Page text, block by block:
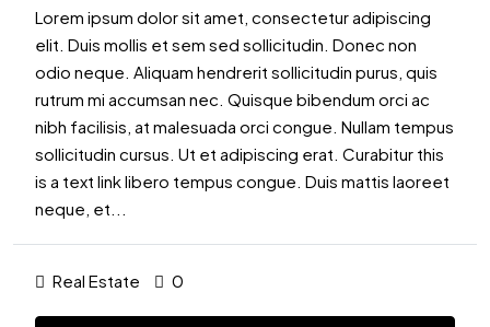
Lorem ipsum dolor sit amet, consectetur adipiscing
elit. Duis mollis et sem sed sollicitudin. Donec non
odio neque. Aliquam hendrerit sollicitudin purus, quis
rutrum mi accumsan nec. Quisque bibendum orci ac
nibh facilisis, at malesuada orci congue. Nullam tempus
sollicitudin cursus. Ut et adipiscing erat. Curabitur this
is a text link libero tempus congue. Duis mattis laoreet
neque, et...
Real Estate 0